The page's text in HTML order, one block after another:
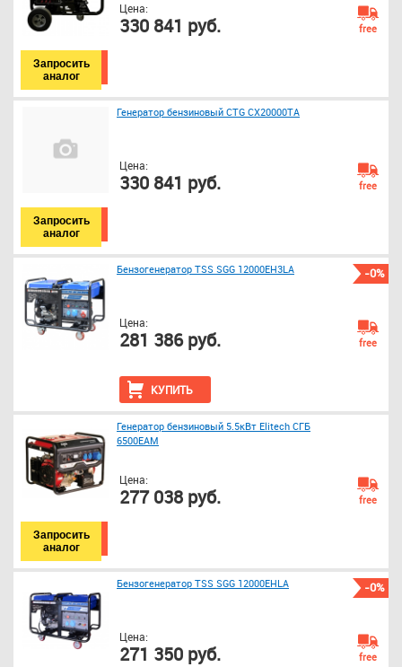
Цена:
330 841 руб.
Запросить
аналог
free
Генератор бензиновый CTG CX20000TA
Цена:
330 841 руб.
Запросить
аналог
free
-0%
Бензогенератор TSS SGG 12000EH3LA
КУПИТЬ
Цена:
281 386 руб. free
Генератор бензиновый 5.5кВт Elitech СГБ
6500ЕАМ
Цена:
277 038 руб.
Запросить
аналог
free
-0%
Бензогенератор TSS SGG 12000EHLA
Цена:
271 350 руб. free